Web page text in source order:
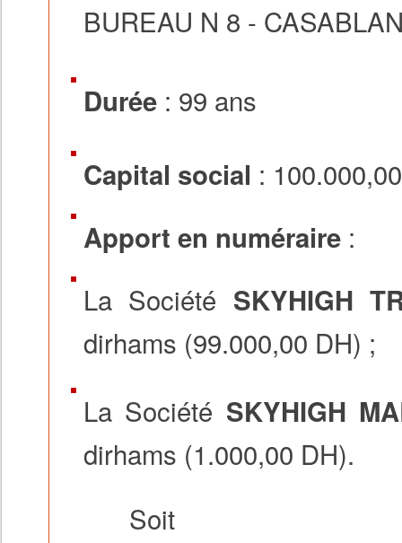
BUREAU N 8 -
Durée : 99 ans
Capital social :
Apport en numéraire :
La Société SKYHIGH
dirhams (99.000,00 DH) ;
La Société SKYHIGH
dirhams (1.000,00 DH).
Soit